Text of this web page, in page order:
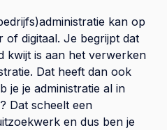
kan op
of digitaal. Je begrijpt dat
kwijt is aan het verwerken
Dat heeft dan ook
je je administratie al in
Dat scheelt een
en dus ben je